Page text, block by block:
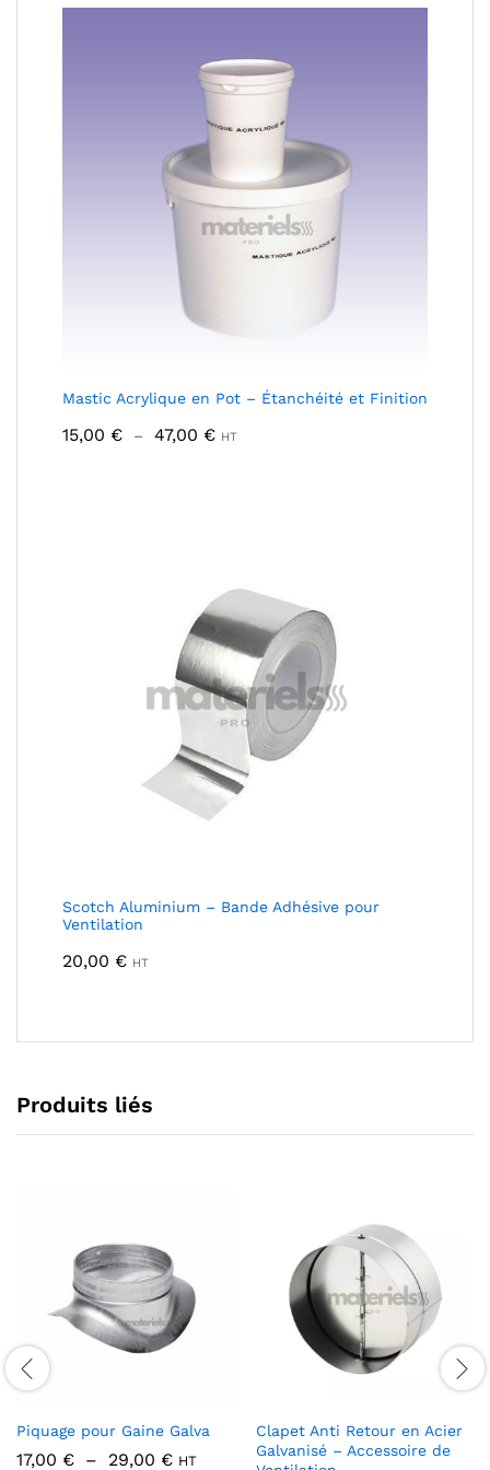
Mastic Acrylique en Pot – Étanchéité et Finition
15,00 € – 47,00 € HT
Scotch Aluminium – Bande Adhésive pour
Ventilation
20,00 € HT
Produits liés
Piquage pour Gaine Galva
17,00 € – 29,00 €Plage
HT
Clapet Anti Retour en Acier
Galvanisé – Accessoire de